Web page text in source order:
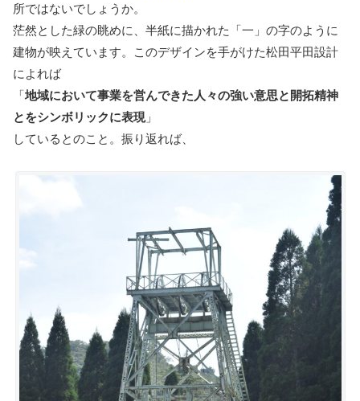
所ではないでしょうか。
茫然とした緑の眺めに、半紙に描かれた「一」の字のように
建物が映えています。このデザインを手がけた松田平田設計
によれば
「地域において事業を営んできた人々の強い意思と開拓精神
とをシンボリックに表現」
しているとのこと。振り返れば、